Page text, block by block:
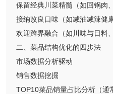
保留经典川菜精髓（如回锅肉
接纳改良口味（如减油减辣健康
欢迎跨界融合（如川味与日料
二、菜品结构优化的四步法
市场数据分析驱动
销售数据挖掘
TOP10菜品销量占比分析（通